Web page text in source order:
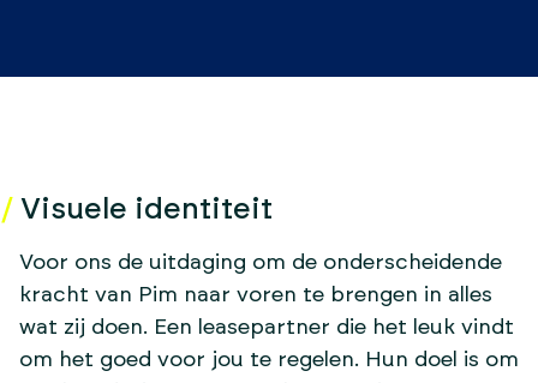
Visuele identiteit
Voor ons de uitdaging om de onderscheidende
kracht van Pim naar voren te brengen in alles
wat zij doen. Een leasepartner die het leuk vindt
om het goed voor jou te regelen. Hun doel is om